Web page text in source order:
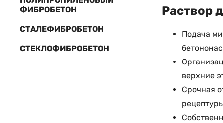
ФИБРОБЕТОН
СТАЛЕФИБРОБЕТОН
СТЕКЛОФИБРОБЕТОН
Раствор
Подача
верхние
Срочная